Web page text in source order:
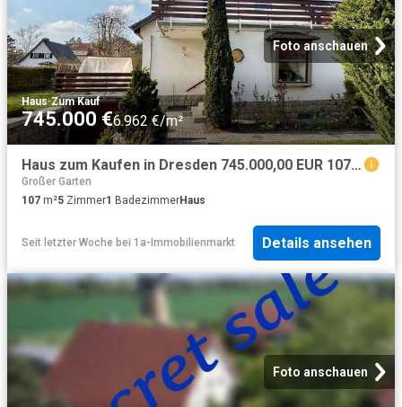
Foto anschauen
Haus·Zum Kauf
745.000 €6.962 €/m²
Haus zum Kaufen in Dresden 745.000,00 EUR 107 m²
Großer Garten
107 m²5 Zimmer1 BadezimmerHaus
Seit letzter Woche bei 1a-Immobilienmarkt Details ansehen
Foto anschauen